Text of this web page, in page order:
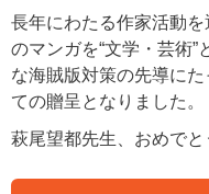
長年にわたる作家活動
のマンガを“文学・芸術
な海賊版対策の先導に
ての贈呈となりました。
萩尾望都先生、おめでと